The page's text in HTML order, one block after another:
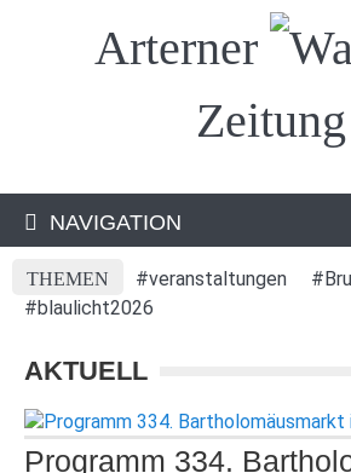
Arterner
Zeitung
NAVIGATION
THEMEN #veranstaltungen
#blaulicht2026
AKTUELL
Programm 334.